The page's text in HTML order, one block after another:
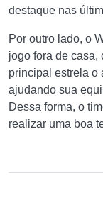
destaque nas
Por outro lado, o
jogo fora de casa,
principal estrela o
ajudando sua
Dessa forma, o
realizar uma boa